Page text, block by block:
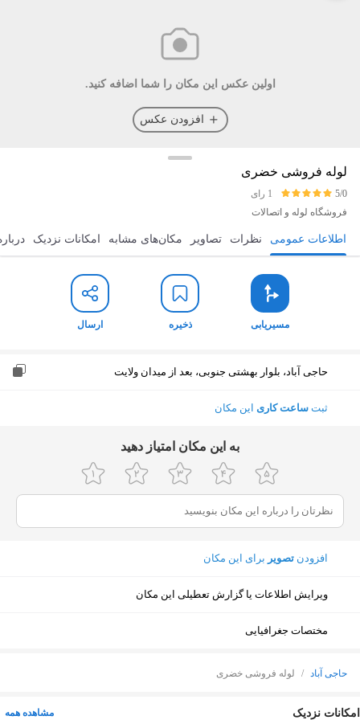
اولین عکس این مکان را شما اضافه کنید.
افزودن عکس
لوله فروشی خضری
5/0
1 رای
فروشگاه لوله و اتصالات
مسیریابی ذخیره ارسال اطلاعات عمومی نظرات تصاویر مکان‌های مشابه امکانات نزدیک
مسیریابی ذخیره ارسال
حاجی آباد، بلوار بهشتی جنوبی، بعد از میدان ولایت
ثبت ساعت کاری این مکان
ﺑﻪ اﯾﻦ ﻣﮑﺎن اﻣﺘﯿﺎز دﻫﯿﺪ
افزودن تصویر برای این مکان
ویرایش اطلاعات یا گزارش تعطیلی این مکان
مختصات جغرافیایی
حاجی آباد / لوله فروشی خضری
امکانات نزدیک مشاهده همه